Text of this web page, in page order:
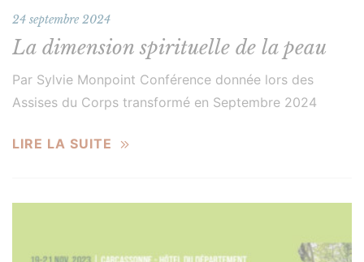
24 septembre 2024
La dimension spirituelle de la peau
Par Sylvie Monpoint Conférence donnée lors des
Assises du Corps transformé en Septembre 2024
LIRE LA SUITE